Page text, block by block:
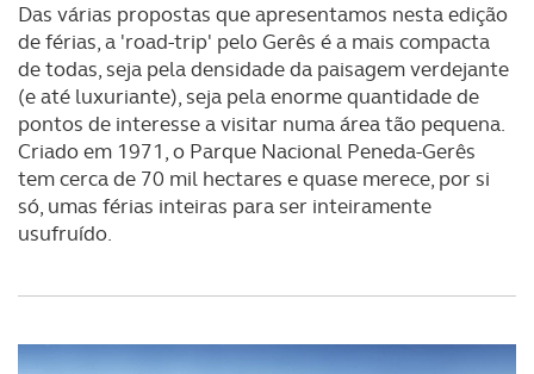
Das várias propostas que apresentamos nesta edição
de férias, a 'road-trip' pelo Gerês é a mais compacta
de todas, seja pela densidade da paisagem verdejante
(e até luxuriante), seja pela enorme quantidade de
pontos de interesse a visitar numa área tão pequena.
Criado em 1971, o Parque Nacional Peneda-Gerês
tem cerca de 70 mil hectares e quase merece, por si
só, umas férias inteiras para ser inteiramente
usufruído.